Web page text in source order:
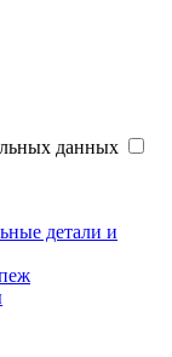
данных
детали и